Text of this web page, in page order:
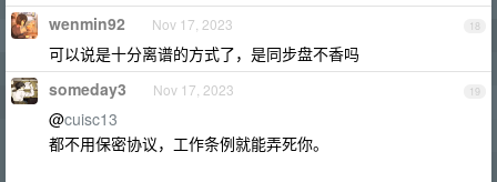
18
wenmin92 Nov 17, 2023
可以说是十分离谱的方式了，是同步盘不香吗
19
someday3 Nov 17, 2023
@cuisc13
都不用保密协议，工作条例就能弄死你。